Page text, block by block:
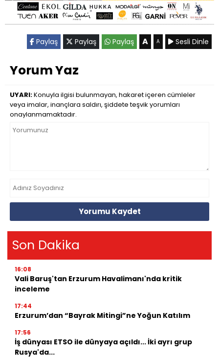
Paylaş Paylaş Paylaş A A Sesli Dinle
Yorum Yaz
UYARI:Konuyla ilgisi bulunmayan, hakaret içeren cümleler
veya imalar, inançlara saldırı, şiddete teşvik yorumları
onaylanmamaktadır.
Yorumu Kaydet
Son Dakika
16:08
Vali Baruş'tan Erzurum Havalimanı'nda kritik
inceleme
17:44
Erzurum’dan “Bayrak Mitingi”ne Yoğun Katılım
17:56
İş dünyası ETSO ile dünyaya açıldı... İki ayrı grup
Rusya'da...